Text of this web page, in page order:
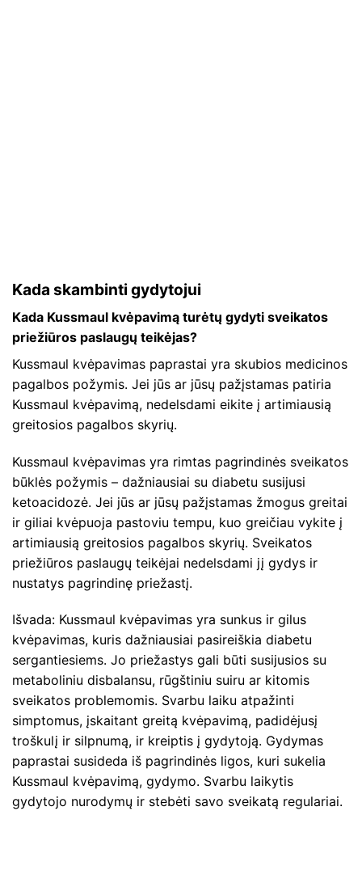
Kada skambinti gydytojui
Kada Kussmaul kvėpavimą turėtų gydyti sveikatos
priežiūros paslaugų teikėjas?
Kussmaul kvėpavimas paprastai yra skubios medicinos
pagalbos požymis. Jei jūs ar jūsų pažįstamas patiria
Kussmaul kvėpavimą, nedelsdami eikite į artimiausią
greitosios pagalbos skyrių.
Kussmaul kvėpavimas yra rimtas pagrindinės sveikatos
būklės požymis – dažniausiai su diabetu susijusi
ketoacidozė. Jei jūs ar jūsų pažįstamas žmogus greitai
ir giliai kvėpuoja pastoviu tempu, kuo greičiau vykite į
artimiausią greitosios pagalbos skyrių. Sveikatos
priežiūros paslaugų teikėjai nedelsdami jį gydys ir
nustatys pagrindinę priežastį.
Išvada: Kussmaul kvėpavimas yra sunkus ir gilus
kvėpavimas, kuris dažniausiai pasireiškia diabetu
sergantiesiems. Jo priežastys gali būti susijusios su
metaboliniu disbalansu, rūgštiniu suiru ar kitomis
sveikatos problemomis. Svarbu laiku atpažinti
simptomus, įskaitant greitą kvėpavimą, padidėjusį
troškulį ir silpnumą, ir kreiptis į gydytoją. Gydymas
paprastai susideda iš pagrindinės ligos, kuri sukelia
Kussmaul kvėpavimą, gydymo. Svarbu laikytis
gydytojo nurodymų ir stebėti savo sveikatą regulariai.